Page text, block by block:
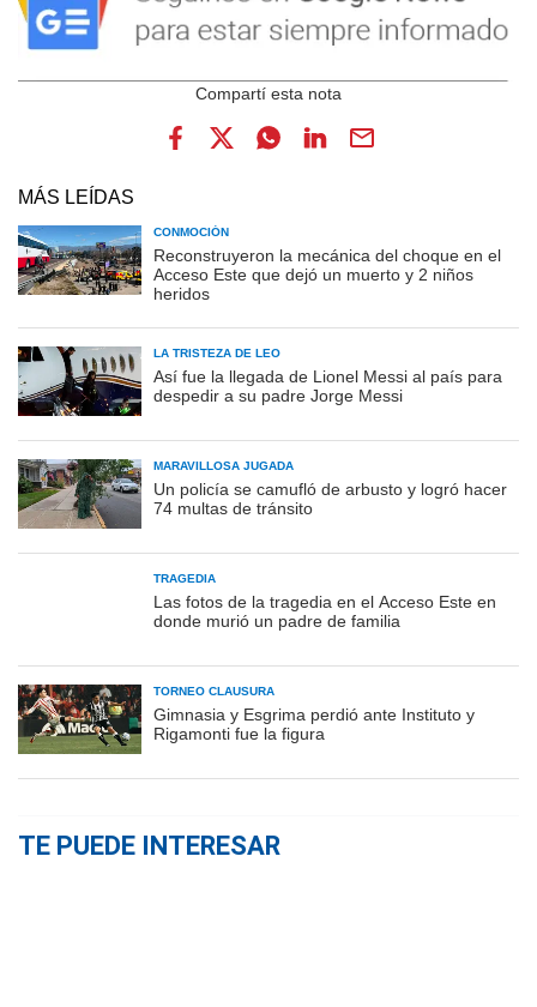
MÁS LEÍDAS
CONMOCIÓN
Reconstruyeron la mecánica del choque en el
Acceso Este que dejó un muerto y 2 niños
heridos
LA TRISTEZA DE LEO
Así fue la llegada de Lionel Messi al país para
despedir a su padre Jorge Messi
MARAVILLOSA JUGADA
Un policía se camufló de arbusto y logró hacer
74 multas de tránsito
TRAGEDIA
Las fotos de la tragedia en el Acceso Este en
donde murió un padre de familia
TORNEO CLAUSURA
Gimnasia y Esgrima perdió ante Instituto y
Rigamonti fue la figura
TE PUEDE INTERESAR